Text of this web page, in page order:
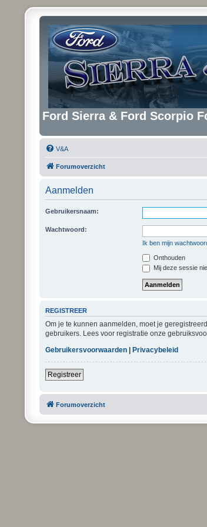
Ford Sierra & Ford Scorpio
V&A
Forumoverzicht
Aanmelden
Gebruikersnaam:
Wachtwoord:
Ik ben mijn
Onthouden
Mij deze sessie
REGISTREER
Om je te kunnen aanmelden, moet je
gebruikers. Lees voor registratie onze
Gebruikersvoorwaarden
Privacybeleid
Registreer
Forumoverzicht